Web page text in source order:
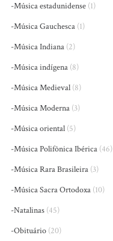
-Música estadunidense (1)
-Música Gauchesca (1)
-Música Indiana (2)
-Música indígena (8)
-Música Medieval (8)
-Música Moderna (3)
-Música oriental (5)
-Música Polifônica Ibérica (46)
-Música Rara Brasileira (3)
-Música Sacra Ortodoxa (10)
-Natalinas (45)
-Obituário (20)